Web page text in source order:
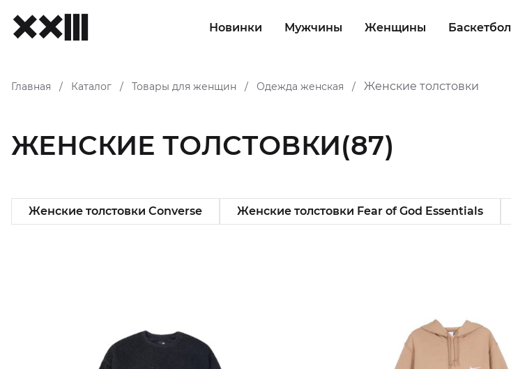
Новинки Мужчины Женщины Баскетбол
Главная / Каталог / Товары для женщин / Одежда женская / Женские толстовки
ЖЕНСКИЕ ТОЛСТОВКИ(87)
Женские толстовки Converse Женские толстовки Fear of God Essentials